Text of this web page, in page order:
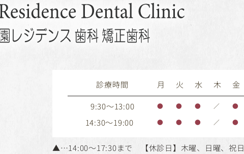
診療時間 月 火 水 木 金
9:30～13:00
● ● ● ／ ●
14:30～19:00 ● ● ● ／ ●
▲…14:00～17:30まで 【休診日】木曜、日曜、祝日